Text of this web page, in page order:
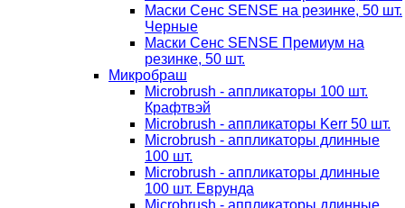
Маски Сенс SENSE на резинке, 50 шт.
Черные
Маски Сенс SENSE Премиум на
резинке, 50 шт.
Микробраш
Microbrush - аппликаторы 100 шт.
Крафтвэй
Microbrush - аппликаторы Kerr 50 шт.
Microbrush - аппликаторы длинные
100 шт.
Microbrush - аппликаторы длинные
100 шт. Еврунда
Microbrush - аппликаторы длинные